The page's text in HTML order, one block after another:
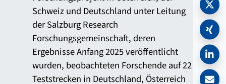
Schweiz und Deutschland unter Leitung
der Salzburg Research
Forschungsgemeinschaft, deren
Ergebnisse Anfang 2025 veröffentlicht
wurden, beobachteten Forschende auf 22
Teststrecken in Deutschland, Österreich